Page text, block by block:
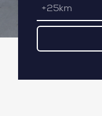
+25km